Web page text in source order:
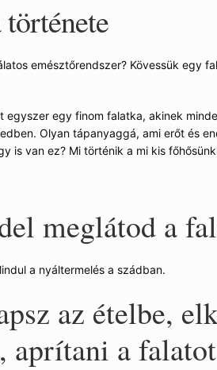
emésztőrendszer? Kövessük egy
egyszer egy finom falatka, akinek
Olyan tápanyaggá, ami erőt és
is van ez? Mi történik a mi kis
meglátod a
a nyáltermelés a szádban.
az ételbe,
aprítani a